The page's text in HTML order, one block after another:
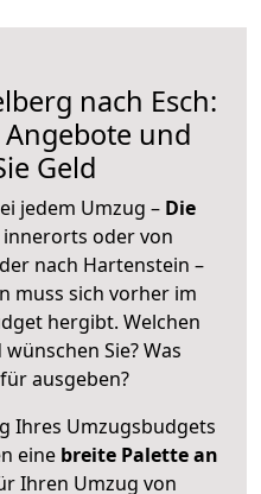
nach Esch:
und
Geld
jedem Umzug – Die
innerorts oder von
nach Hartenstein –
muss sich vorher im
hergibt. Welchen
Sie? Was
ausgeben?
Ihres Umzugsbudgets
eine breite Palette an
Ihren Umzug von